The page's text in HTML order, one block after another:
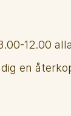
12.00
en